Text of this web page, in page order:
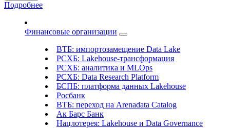
Подробнее
Финансовые организации
ВТБ: импортозамещение Data Lake
РСХБ: Lakehouse-трансформация
РСХБ: аналитика и MLOps
РСХБ: Data Research Platform
БСПБ: платформа данных Lakehouse
Росбанк
ВТБ: переход на Arenadata Catalog
Ак Барс Банк
Нацлотерея: Lakehouse и Data Governance